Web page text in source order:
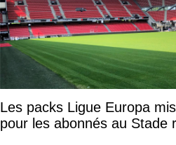
Les packs Ligue Europa
pour les abonnés au Stade